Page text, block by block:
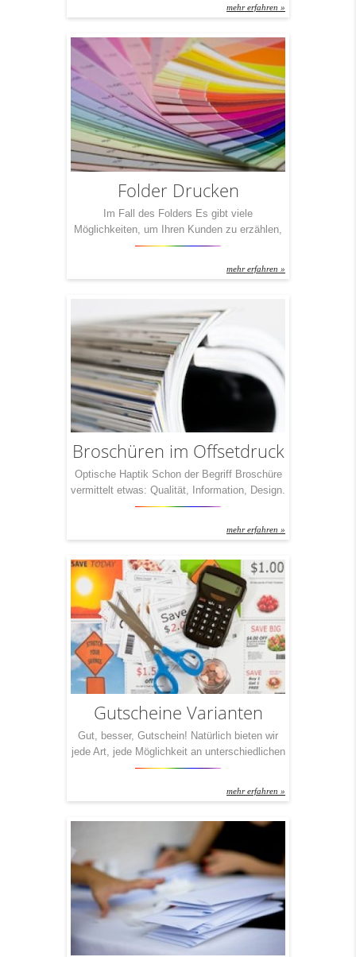
mehr erfahren »
Folder Drucken
Im Fall des Folders Es gibt viele
Möglichkeiten, um Ihren Kunden zu erzählen,
was Sie so drauf haben. Eine der effektivsten
werden so Informationen an Kunden
sich unsere Partner mit genau diesem Thema.
Unser Fazit: Ein Folder ist nur so viel Wert,
wie […]
mehr erfahren »
Broschüren im Offsetdruck
Optische Haptik Schon der Begriff Broschüre
vermittelt etwas: Qualität, Information, Design.
Um nur drei Dinge zu nennen.
Broschüre auch richtig zu drucken. Und – fast
auch gekonnt zu verarbeiten. Zu Broschüren,
eben. Mit IchDruckDich haben Sie in Sachen
Broschüre den idealen Partner direkt […]
mehr erfahren »
Gutscheine Varianten
Gut, besser, Gutschein! Natürlich bieten wir
jede Art, jede Möglichkeit an unterschiedlichen
Gutschein-Drucken an. Grundsätzlich gilt auch
Veredelung Sie wünschen, egal welches
macht‘s für Sie auf jeden Fall möglich.
Dennoch haben wir für Sie drei Pakete
geschnürt, die wir Ihnen ob der großen […]
mehr erfahren »